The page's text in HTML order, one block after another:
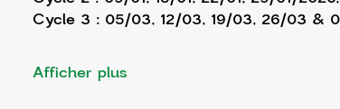
Cycle 3 : 05/03, 12/03, 19/03, 26/03 &
Afficher plus